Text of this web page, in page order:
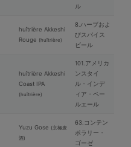
ル
huîtrière Akkeshi
Rouge (huîtrière)
8.ハーブおよ
びスパイス
ビール
huîtrière Akkeshi
Coast IPA
(huîtrière)
101.アメリカ
ンスタイ
ル・インデ
ィア・ペー
ルエール
Yuzu Gose (京極⻨
酒)
63.コンテン
ポラリー・
ゴーゼ